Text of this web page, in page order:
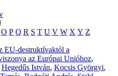
O P Q R S T U V W X Y Z
EU-destruktívaktól a
az Európai Unióhoz,
Hegedűs István, Kocsis Györgyi,